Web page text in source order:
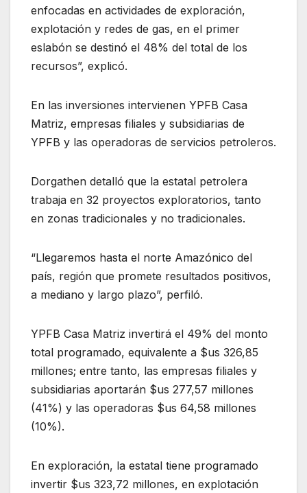
enfocadas en actividades de exploración,
explotación y redes de gas, en el primer
eslabón se destinó el 48% del total de los
recursos”, explicó.
En las inversiones intervienen YPFB Casa
Matriz, empresas filiales y subsidiarias de
YPFB y las operadoras de servicios petroleros.
Dorgathen detalló que la estatal petrolera
trabaja en 32 proyectos exploratorios, tanto
en zonas tradicionales y no tradicionales.
“Llegaremos hasta el norte Amazónico del
país, región que promete resultados positivos,
a mediano y largo plazo”, perfiló.
YPFB Casa Matriz invertirá el 49% del monto
total programado, equivalente a $us 326,85
millones; entre tanto, las empresas filiales y
subsidiarias aportarán $us 277,57 millones
(41%) y las operadoras $us 64,58 millones
(10%).
En exploración, la estatal tiene programado
invertir $us 323,72 millones, en explotación